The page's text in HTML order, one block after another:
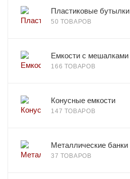
Пластиковые бутылки
50 ТОВАРОВ
Емкости с мешалками
166 ТОВАРОВ
Конусные емкости
147 ТОВАРОВ
Металлические банки
37 ТОВАРОВ